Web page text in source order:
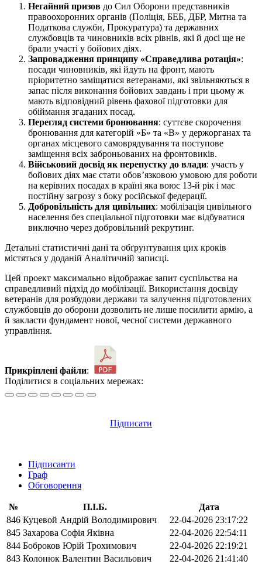
Негайний призов до Сил Оборони представників
правоохоронних органів (Поліція, БЕБ, ДБР, Митна та
Податкова служби, Прокуратура) та державних
службовців та чиновників всіх рівнів, які й досі ще не
брали участі у бойових діях.
Запровадження принципу «Справедлива ротація»:
посади чиновників, які йдуть на фронт, мають
пріоритетно заміщатися ветеранами, які звільняються в
запас після виконання бойових завдань і при цьому ж
мають відповідний рівень фахової підготовки для
обіймання згаданих посад.
Перегляд системи бронювання: суттєве скорочення
бронювання для категорій «Б» та «В» у держорганах та
органах місцевого самоврядування та поступове
заміщення всіх заброньованих на фронтовиків.
Військовий досвід як перепустку до влади: участь у
бойових діях має стати обов’язковою умовою для роботи
на керівних посадах в країні яка воює 13-й рік і має
постійну загрозу з боку російської федерації.
Добровільність для цивільних: мобілізація цивільного
населення без спеціальної підготовки має відбуватися
виключно через добровільний рекрутинг.
Детальні статистичні дані та обґрунтування цих кроків
містяться у доданій Аналітичній записці.
Цей проект максимально відображає запит суспільства на
справедливий підхід до мобілізації. Використання досвіду
ветеранів для розбудови держави та залучення підготовлених
службовців до оборони дозволить не лише посилити армію, а
й закласти фундамент нової, чесної системи державного
управління.
Прикріплені файли:
Поділитися в соціальних мережах:
Підписати
Підписанти
Граф
Обговорення
№ П.І.Б.
Дата
846 Куцевой Андрій Володимирович
22-04-2026 23:17:22
845 Захарова Софія Яківна
22-04-2026 22:54:11
844 Боброков Юрій Трохимович
22-04-2026 22:19:21
843 Колонюк Валентин Васильович
22-04-2026 21:41:40